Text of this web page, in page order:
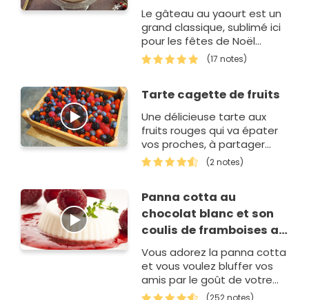
Le gâteau au yaourt est un
grand classique, sublimé ici
pour les fêtes de Noël
grâce aux produits de
qualité de la laiterie de…
(17 notes)
Tarte cagette de fruits
Une délicieuse tarte aux
fruits rouges qui va épater
vos proches, à partager
sans modération.
(2 notes)
Panna cotta au
chocolat blanc et son
coulis de framboises au
basilic
Vous adorez la panna cotta
et vous voulez bluffer vos
amis par le goût de votre
dessert ? Aujourd'hui, vous